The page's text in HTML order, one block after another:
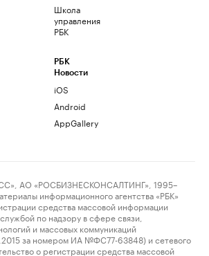
Школа
управления
РБК
РБК
Новости
iOS
Android
AppGallery
АО «РОСБИЗНЕСКОНСАЛТИНГ», 1995–
информационного агентства «РБК»
средства массовой информации
по надзору в сфере связи,
и массовых коммуникаций
за номером ИА №ФС77-63848) и сетевого
о регистрации средства массовой